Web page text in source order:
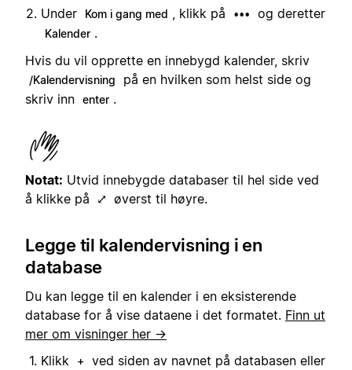
Under
Kom i gang med , klikk på ••• og deretter
Kalender .
Hvis du vil opprette en innebygd kalender, skriv
/Kalendervisning
på en hvilken som helst side og
skriv inn enter .
Notat: Utvid innebygde databaser til hel side ved
å klikke på
⤢ øverst til høyre.
Legge til kalendervisning i en
database
Du kan legge til en kalender i en eksisterende
database for å vise dataene i det formatet. Finn ut
mer om visninger her →
Klikk
+
ved siden av navnet på databasen eller